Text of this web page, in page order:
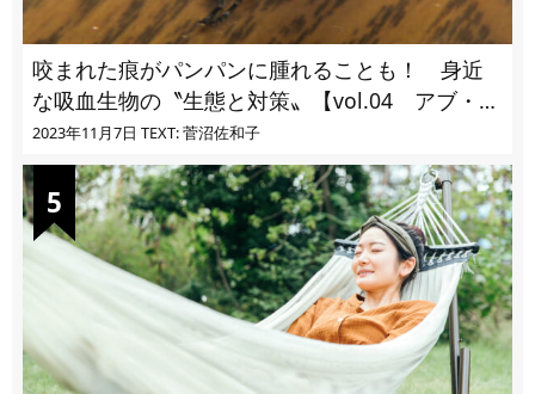
咬まれた痕がパンパンに腫れることも！ 身近
な吸血生物の〝生態と対策〟【vol.04 アブ・ブ
ユ・ヌカカ】
2023年11月7日 TEXT: 菅沼佐和子